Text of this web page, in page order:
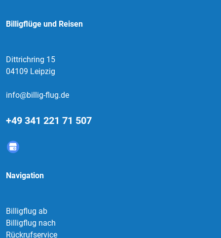
Billigflüge und Reisen
Dittrichring 15
04109 Leipzig
info@billig-flug.de
+49 341 221 71 507
Navigation
Billigflug ab
Billigflug nach
Rückrufservice